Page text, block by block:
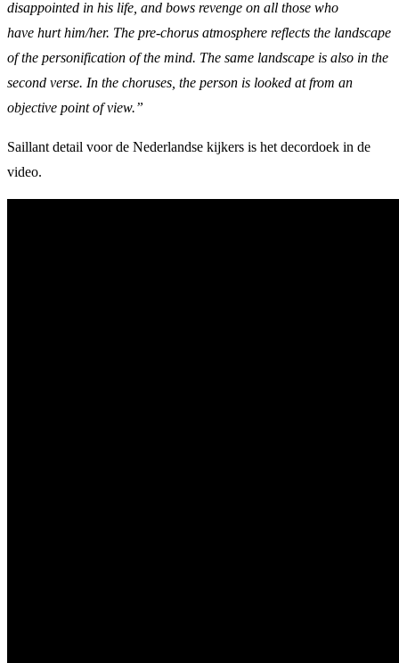
disappointed in his life, and bows revenge on all those who
have hurt him/her. The pre-chorus atmosphere reflects the landscape
of the personification of the mind. The same landscape is also in the
second verse. In the choruses, the person is looked at from an
objective point of view.”
Saillant detail voor de Nederlandse kijkers is het decordoek in de
video.